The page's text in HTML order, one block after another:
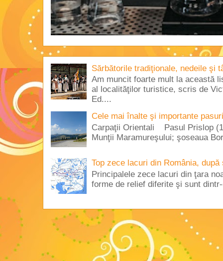
Sărbătorile tradiţionale, nedeile şi
Am muncit foarte mult la această
al localităţilor turistice, scris de
Ed....
Cele mai înalte şi importante
Carpaţii Orientali Pasul Prislop
Munţii Maramureşului; şoseaua
Top zece lacuri din România, după
Principalele zece lacuri din ţara
forme de relief diferite şi sunt